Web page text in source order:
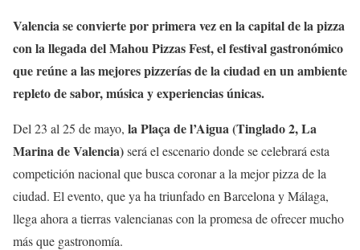
Valencia se convierte por primera vez en la capital de la pizza
con la llegada del Mahou Pizzas Fest, el festival gastronómico
que reúne a las mejores pizzerías de la ciudad en un ambiente
repleto de sabor, música y experiencias únicas.
Del 23 al 25 de mayo, la Plaça de l’Aigua (Tinglado 2, La
Marina de Valencia)será el escenario donde se celebrará esta
competición nacional que busca coronar a la mejor pizza de la
ciudad. El evento, que ya ha triunfado en Barcelona y Málaga,
llega ahora a tierras valencianas con la promesa de ofrecer mucho
más que gastronomía.